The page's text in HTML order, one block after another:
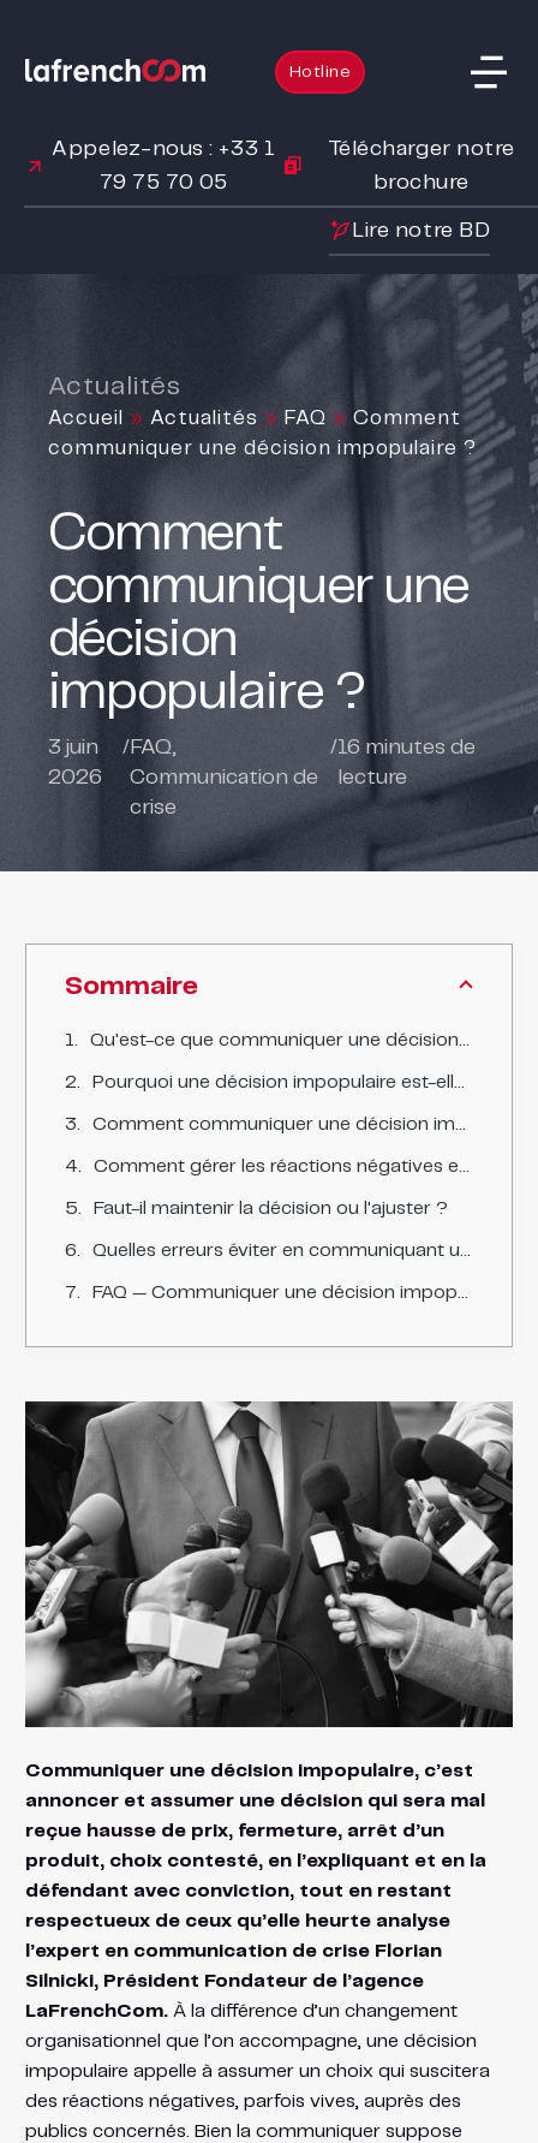
Hotline
Appelez-nous : +33 1
79 75 70 05
Télécharger notre
brochure
Lire notre BD
Actualités
Accueil » Actualités » FAQ » Comment
communiquer une décision impopulaire ?
Comment
communiquer une
décision
impopulaire ?
3 juin
2026
/FAQ,
Communication de
crise
/16 minutes de
lecture
Sommaire
Qu'est-ce que communiquer une décision impopulaire, et en quoi est-ce sensible ?
Pourquoi une décision impopulaire est-elle délicate à communiquer ?
Comment communiquer une décision impopulaire avec justesse ?
Comment gérer les réactions négatives et la contestation ?
Faut-il maintenir la décision ou l'ajuster ?
Quelles erreurs éviter en communiquant une décision impopulaire ?
FAQ — Communiquer une décision impopulaire
Communiquer une décision impopulaire, c’est
annoncer et assumer une décision qui sera mal
reçue hausse de prix, fermeture, arrêt d’un
produit, choix contesté, en l’expliquant et en la
défendant avec conviction, tout en restant
respectueux de ceux qu’elle heurte analyse
l’expert en communication de crise Florian
Silnicki, Président Fondateur de l’agence
LaFrenchCom.À la différence d’un changement
organisationnel que l’on accompagne, une décision
impopulaire appelle à assumer un choix qui suscitera
des réactions négatives, parfois vives, auprès des
publics concernés. Bien la communiquer suppose